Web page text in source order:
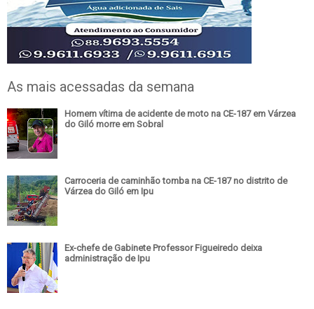
As mais acessadas da semana
Homem vítima de acidente de moto na CE-187 em Várzea
do Giló morre em Sobral
Carroceria de caminhão tomba na CE-187 no distrito de
Várzea do Giló em Ipu
Ex-chefe de Gabinete Professor Figueiredo deixa
administração de Ipu